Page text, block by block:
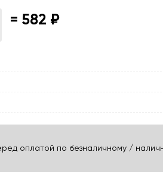
= 582 ₽
оплатой по безналичному /